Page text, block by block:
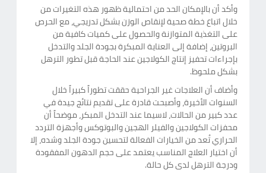
وأكد أن بالإمكان الحد من احتمالية ظهور هذه التغيرات من
خلال اتباع خطة صحية لإنقاص الوزن بشكل تدريجي، مع الحرص
على التغذية المتوازنة والحصول على كميات كافية من
البروتين، إضافة إلى العناية المبكرة بجودة الجلد والتدخل
بإجراءات تحفيز إنتاج الكولاجين عند الحاجة قبل تطور الترهل
بشكل ملحوظ.
وأضاف أن العلاجات غير الجراحية حققت تطوراً كبيراً خلال
السنوات الأخيرة، وأصبحت قادرة على تقديم نتائج جيدة في
عدد كبير من الحالات، لاسيما عند التدخل المبكر، موضحاً أن
محفزات الكولاجين والفيلر الهجين والبوتوكس وأجهزة التردد
الحراري تُعد من الخيارات الفعالة لتحسين جودة الجلد وشده، إلا
أن اختيار العلاج المناسب يعتمد على حجم الدهون المفقودة
ودرجة الترهل لدى كل حالة.